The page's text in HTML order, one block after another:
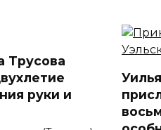
Трусова
руки и